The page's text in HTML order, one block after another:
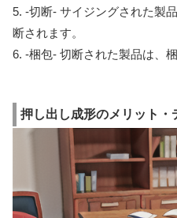
5. -切断- サイジングされた製
断されます。
6. -梱包- 切断された製品は、
押し出し成形のメリット・